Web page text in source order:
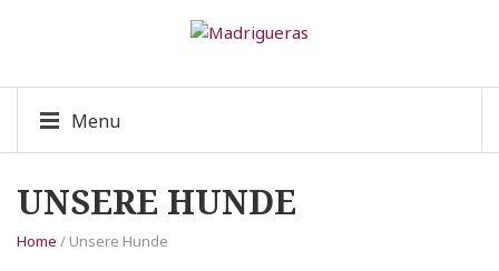
Menu
UNSERE HUNDE
Home / Unsere Hunde